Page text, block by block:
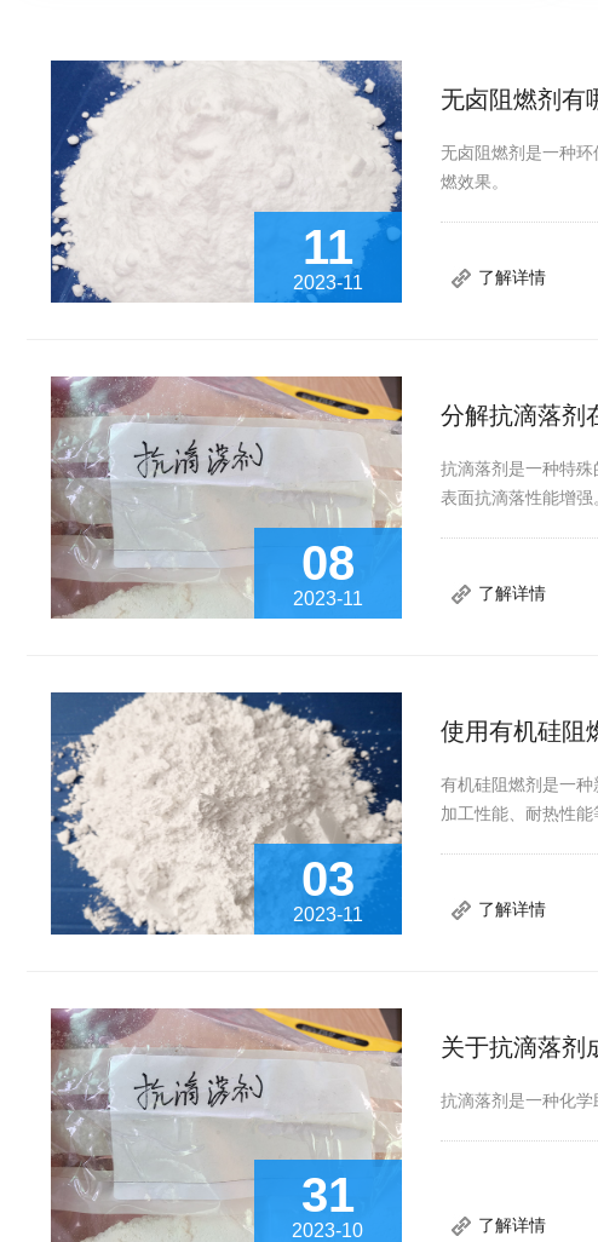
11
2023-11
无卤阻燃剂有
无卤阻燃剂是一种
燃效果。
了解详情
08
2023-11
分解抗滴落剂
抗滴落剂是一种特
表面抗滴落性能增强
了解详情
03
2023-11
使用有机硅阻
有机硅阻燃剂是一
加工性能、耐热性能
了解详情
31
2023-10
关于抗滴落剂
抗滴落剂是一种化
了解详情